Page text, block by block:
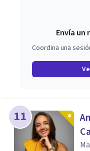
Envía un
Coordina una
11